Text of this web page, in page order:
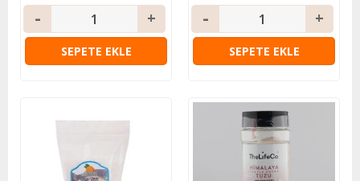
SEPETE EKLE SEPETE EKLE